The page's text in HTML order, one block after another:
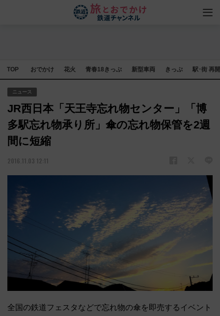
TOP おでかけ 花火 青春18きっぷ 新型車両 きっぷ 駅･街 再
ニュース
JR西日本「天王寺忘れ物センター」「博
多駅忘れ物承り所」傘の忘れ物保管を2週
間に短縮
2016.11.03 12:11
全国の鉄道フェスタなどで忘れ物の傘を即売するイベント